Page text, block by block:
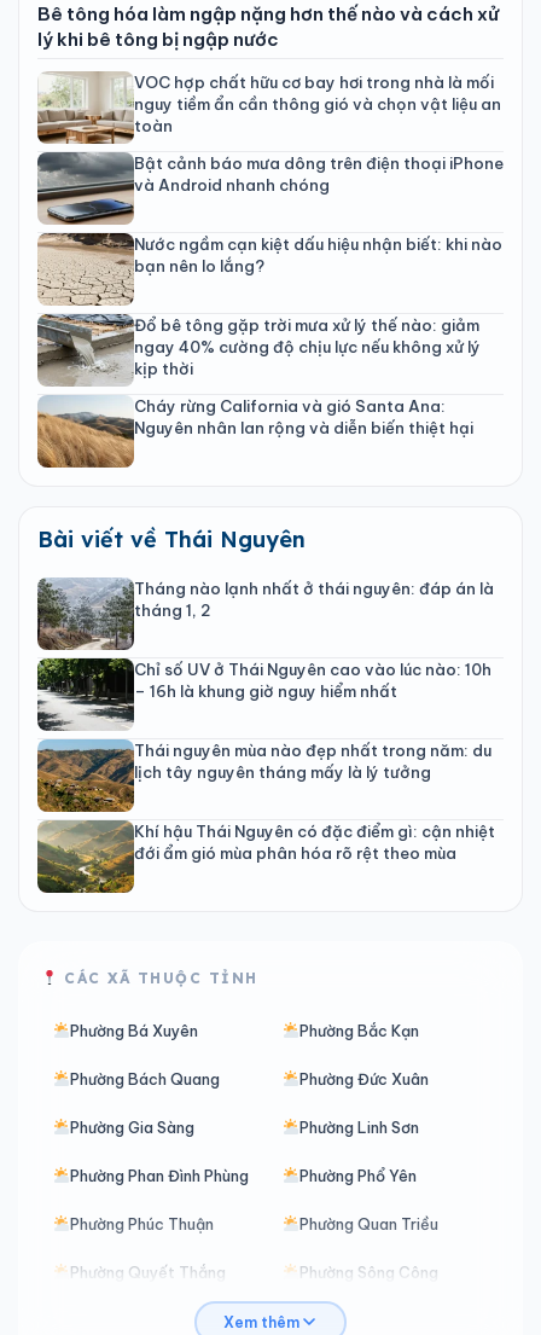
Bê tông hóa làm ngập nặng hơn thế nào và cách xử
lý khi bê tông bị ngập nước
VOC hợp chất hữu cơ bay hơi trong nhà là mối
nguy tiềm ẩn cần thông gió và chọn vật liệu an
toàn
Bật cảnh báo mưa dông trên điện thoại iPhone
và Android nhanh chóng
Nước ngầm cạn kiệt dấu hiệu nhận biết: khi nào
bạn nên lo lắng?
Đổ bê tông gặp trời mưa xử lý thế nào: giảm
ngay 40% cường độ chịu lực nếu không xử lý
kịp thời
Cháy rừng California và gió Santa Ana:
Nguyên nhân lan rộng và diễn biến thiệt hại
Bài viết về Thái Nguyên
Tháng nào lạnh nhất ở thái nguyên: đáp án là
tháng 1, 2
Chỉ số UV ở Thái Nguyên cao vào lúc nào: 10h
– 16h là khung giờ nguy hiểm nhất
Thái nguyên mùa nào đẹp nhất trong năm: du
lịch tây nguyên tháng mấy là lý tưởng
Khí hậu Thái Nguyên có đặc điểm gì: cận nhiệt
đới ẩm gió mùa phân hóa rõ rệt theo mùa
CÁC XÃ THUỘC TỈNH
Phường Bá Xuyên Phường Bắc Kạn
Phường Bách Quang Phường Đức Xuân
Phường Gia Sàng Phường Linh Sơn
Phường Phan Đình Phùng Phường Phổ Yên
Phường Phúc Thuận Phường Quan Triều
Phường Quyết Thắng Phường Sông Công
Phường Tích Lương Phường Trung Thành
Xem thêm